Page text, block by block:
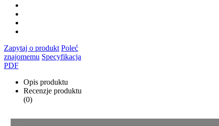
Zapytaj o produkt Poleć
znajomemu Specyfikacja
PDF
Opis produktu
Recenzje produktu
(0)